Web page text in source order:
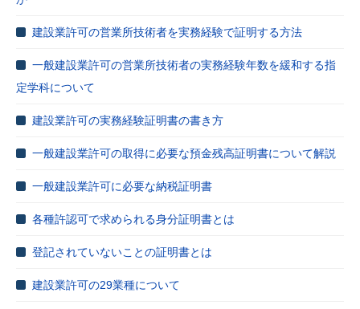
建設業許可の営業所技術者を実務経験で証明する方法
一般建設業許可の営業所技術者の実務経験年数を緩和する指
定学科について
建設業許可の実務経験証明書の書き方
一般建設業許可の取得に必要な預金残高証明書について解説
一般建設業許可に必要な納税証明書
各種許認可で求められる身分証明書とは
登記されていないことの証明書とは
建設業許可の29業種について